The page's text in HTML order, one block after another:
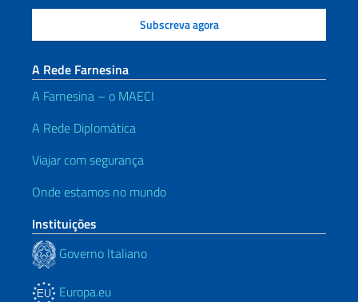
A Rede Farnesina
A Farnesina – o MAECI
A Rede Diplomática
Viajar com segurança
Onde estamos no mundo
Instituições
Governo Italiano
Europa.eu